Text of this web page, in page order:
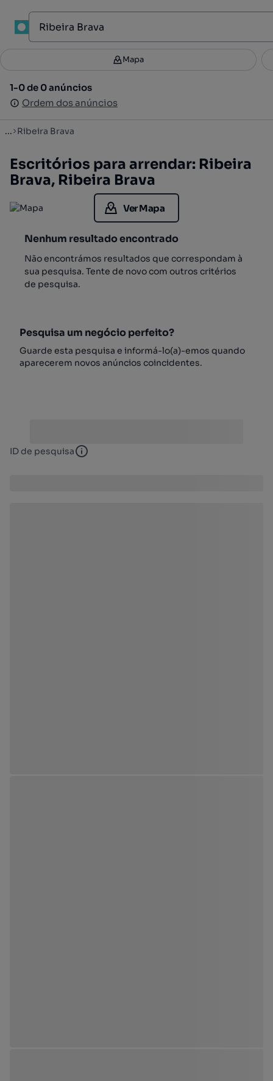
Filtros 4
1-0 de 0 anúncios
Ordem dos anúncios
Mapa
1-0 de 0 anúncios
Ordem dos anúncios
... Ribeira Brava
Escritórios para arrendar: Ribeira
Brava, Ribeira Brava
Ver Mapa
Nenhum resultado encontrado
Não encontrámos resultados que correspondam à
sua pesquisa. Tente de novo com outros critérios
de pesquisa.
Pesquisa um negócio perfeito?
Guarde esta pesquisa e informá-lo(a)-emos quando
aparecerem novos anúncios coincidentes.
ID de pesquisa ID de pesquisa